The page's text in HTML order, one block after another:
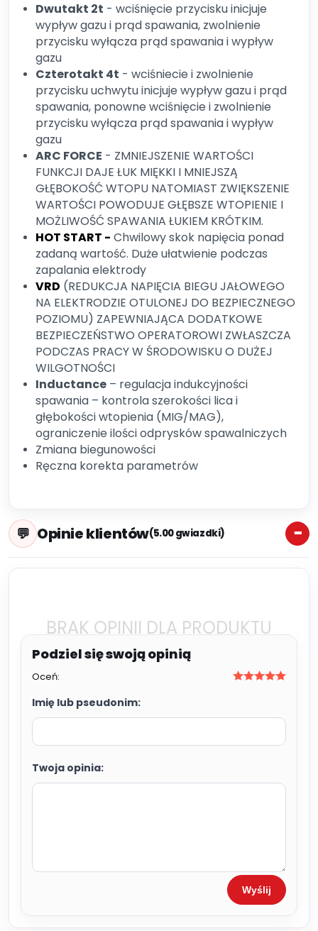
Dwutakt 2t - wciśnięcie przycisku inicjuje
wypływ gazu i prąd spawania, zwolnienie
przycisku wyłącza prąd spawania i wypływ
gazu
Czterotakt 4t - wciśniecie i zwolnienie
przycisku uchwytu inicjuje wypływ gazu i prąd
spawania, ponowne wciśnięcie i zwolnienie
przycisku wyłącza prąd spawania i wypływ
gazu
ARC FORCE - ZMNIEJSZENIE WARTOŚCI
FUNKCJI DAJE ŁUK MIĘKKI I MNIEJSZĄ
GŁĘBOKOŚĆ WTOPU NATOMIAST ZWIĘKSZENIE
WARTOŚCI POWODUJE GŁĘBSZE WTOPIENIE I
MOŻLIWOŚĆ SPAWANIA ŁUKIEM KRÓTKIM.
HOT START - Chwilowy skok napięcia ponad
zadaną wartość. Duże ułatwienie podczas
zapalania elektrody
VRD (REDUKCJA NAPIĘCIA BIEGU JAŁOWEGO
NA ELEKTRODZIE OTULONEJ DO BEZPIECZNEGO
POZIOMU) ZAPEWNIAJĄCA DODATKOWE
BEZPIECZEŃSTWO OPERATOROWI ZWŁASZCZA
PODCZAS PRACY W ŚRODOWISKU O DUŻEJ
WILGOTNOŚCI
Inductance – regulacja indukcyjności
spawania – kontrola szerokości lica i
głębokości wtopienia (MIG/MAG),
ograniczenie ilości odprysków spawalniczych
Zmiana biegunowości
Ręczna korekta parametrów
Opinie klientów(5.00 gwiazdki)
BRAK OPINII DLA PRODUKTU
Oceń:
Imię lub pseudonim:
Twoja opinia:
Wyślij